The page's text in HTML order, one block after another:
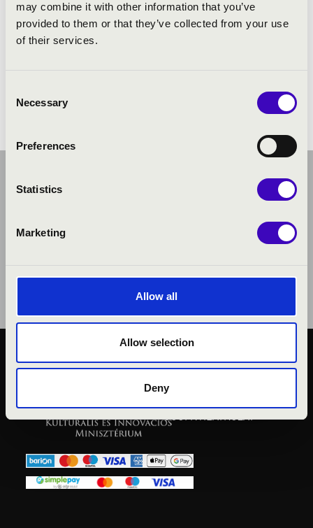
may combine it with other information that you’ve
provided to them or that they’ve collected from your use
of their services.
Selection
Necessary
Preferences
Statistics
Marketing
Allow all
Allow selection
Deny
ELŐADÓK:
KÖZÉRDEKŰ ADATOK
ADATVÉDELMI